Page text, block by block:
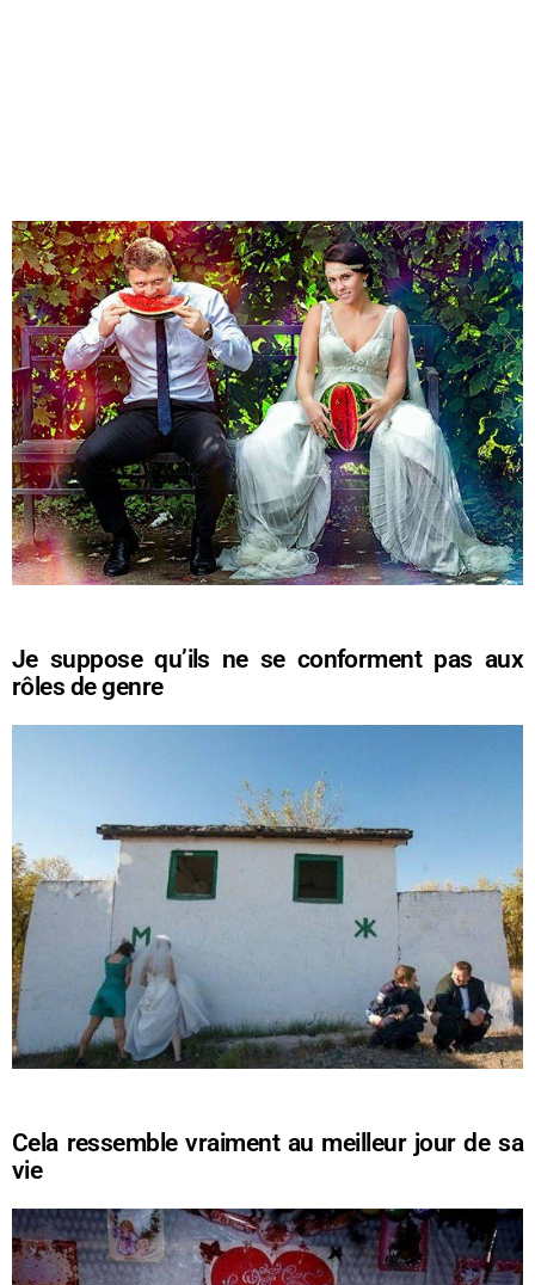
Je suppose qu’ils ne se conforment pas aux
rôles de genre
Cela ressemble vraiment au meilleur jour de sa
vie